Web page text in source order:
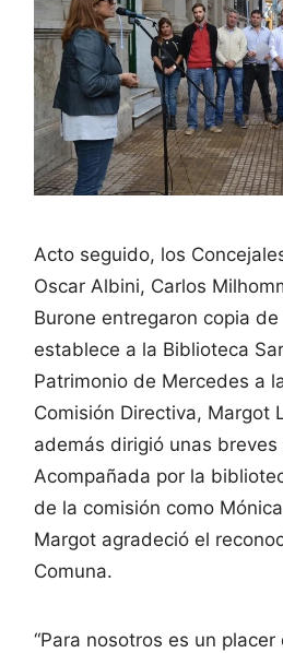
Acto seguido, los
Oscar Albini, Carlos
Burone entregaron copia
establece a la Biblioteca
Patrimonio de Mercedes a
Comisión Directiva, Margot
además dirigió unas breves
Acompañada por la
de la comisión como
Margot agradeció el
Comuna.
“Para nosotros es un placer